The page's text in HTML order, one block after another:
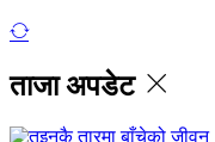
ताजा अपडेट